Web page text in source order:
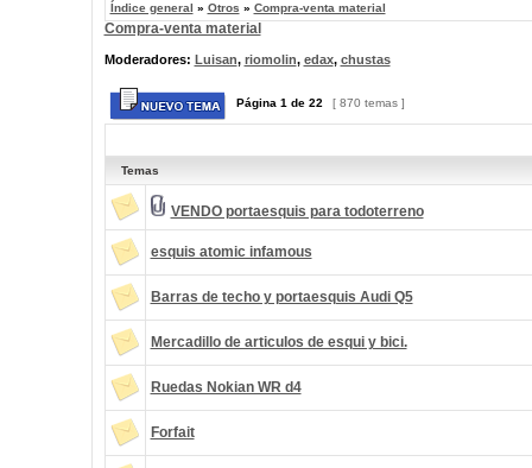
Índice general » Otros » Compra-venta material
Compra-venta material
Moderadores: Luisan, riomolin, edax, chustas
Página 1 de 22 [ 870 temas ]
Temas
VENDO portaesquis para todoterreno
esquis atomic infamous
Barras de techo y portaesquis Audi Q5
Mercadillo de articulos de esqui y bici.
Ruedas Nokian WR d4
Forfait